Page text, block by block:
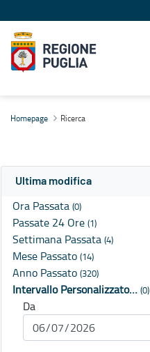
Homepage Ricerca
Ultima modifica
Ora Passata (0)
Passate 24 Ore (1)
Settimana Passata (4)
Mese Passato (14)
Anno Passato (320)
Intervallo Personalizzato… (0)
Da